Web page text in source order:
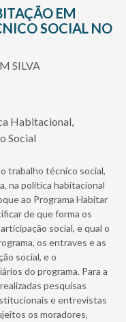
EM
SOCIAL NO
SILVA
Habitacional,
Social
trabalho técnico social,
na política habitacional
ao Programa Habitar
de que forma os
social, e qual o
os entraves e as
social, e o
do programa. Para a
pesquisas
e entrevistas
os moradores,